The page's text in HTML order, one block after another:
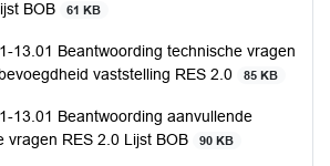
BOB
61 KB
13.01 Beantwoording technische vragen
vaststelling RES 2.0
85 KB
13.01 Beantwoording aanvullende
vragen RES 2.0 Lijst BOB
90 KB